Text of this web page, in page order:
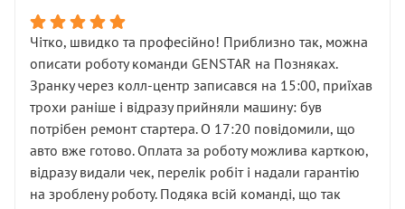
спроба продати дорогий вузол замість елементарних
ущільнювачів.
Що прикро — це не перший мій візит. Раніше міняв у
вас стартер, і тоді сервіс наче справив хороше
враження. Але згодом знайшов декілька гайок під
лобовим склом. Мені пояснили, що це “старі гайки, які
відкручували”, і попросили не хвилюватися. ( надіюсь
новий власник, не застяг в полі))
Але після нинішнього візиту такі дрібниці вже не
здаються дрібницями.
Чітко, швидко та професійно! Приблизно так, можна
описати роботу команди GENSTAR на Позняках.
Зранку через колл-центр записався на 15:00, приїхав
трохи раніше і відразу прийняли машину: був
потрібен ремонт стартера. О 17:20 повідомили, що
авто вже готово. Оплата за роботу можлива карткою,
відразу видали чек, перелік робіт і надали гарантію
на зроблену роботу. Подяка всій команді, що так